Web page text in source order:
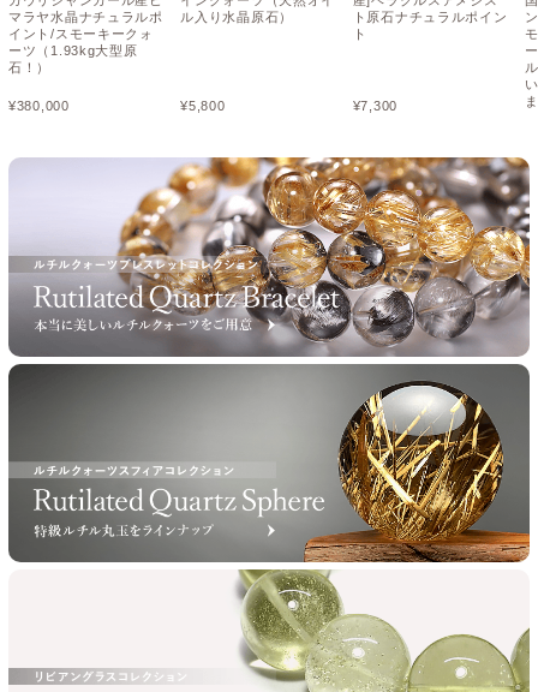
マラヤ水晶ナチュラルポ
イント/スモーキークォ
ーツ（1.93kg大型原
石！）
¥380,000
ル入り水晶原石）
¥5,800
ト原石ナチュラルポイン
ト
¥7,300